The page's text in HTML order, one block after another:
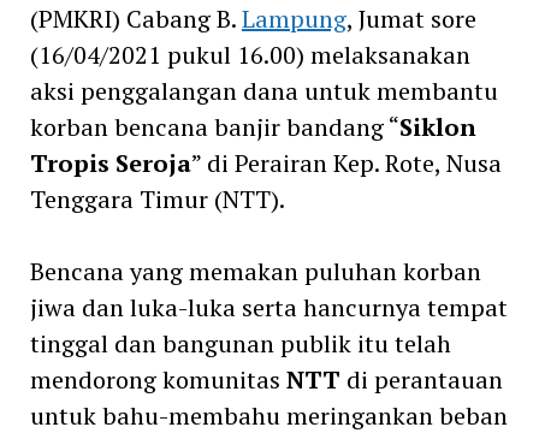
(PMKRI) Cabang B.Lampung, Jumat sore
(16/04/2021 pukul 16.00) melaksanakan
aksi penggalangan dana untuk membantu
korban bencana banjir bandang “Siklon
Tropis Seroja” di Perairan Kep. Rote, Nusa
Tenggara Timur (NTT).
Bencana yang memakan puluhan korban
jiwa dan luka-luka serta hancurnya tempat
tinggal dan bangunan publik itu telah
mendorong komunitas NTT di perantauan
untuk bahu-membahu meringankan beban